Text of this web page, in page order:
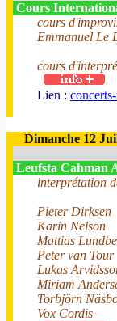
Cours
cours
Emmanuel Le
cours
Lien :
Dimanche 12
Leufsta Cahman
interprétation
Pieter Dirksen
Karin Nelson
Mattias
Peter van Tour
Lukas
Miriam
Torbjörn
Vox Cordis